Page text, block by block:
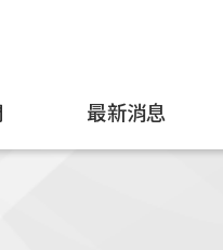
最新消息